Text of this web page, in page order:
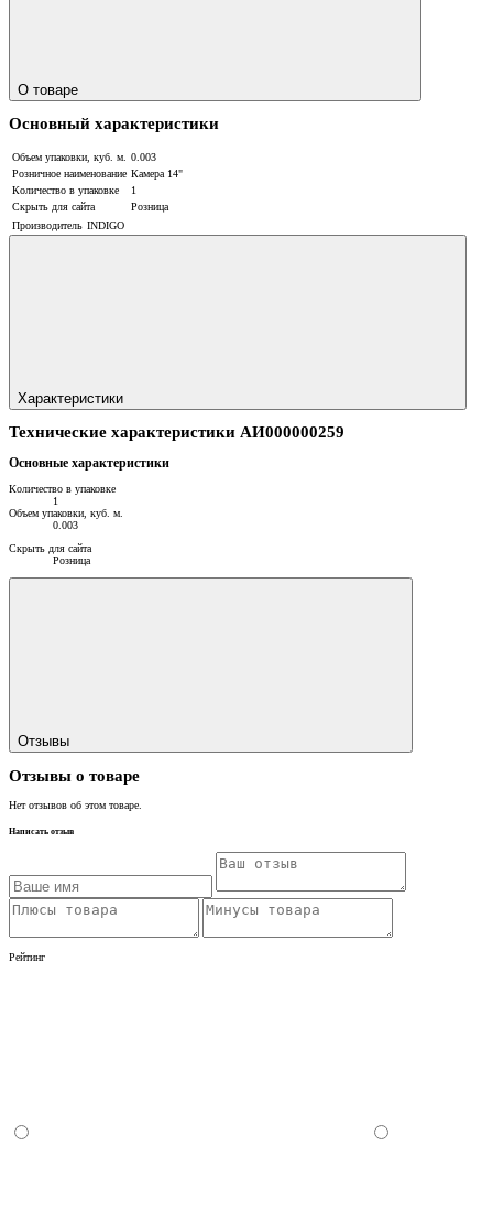
О товаре
Основный характеристики
Объем упаковки, куб. м.
0.003
Розничное наименование Камера 14"
Количество в упаковке
1
Скрыть для сайта
Розница
Производитель INDIGO
Характеристики
Технические характеристики АИ000000259
Основные характеристики
Количество в упаковке
1
Объем упаковки, куб. м.
0.003
Скрыть для сайта
Розница
Отзывы
Отзывы о товаре
Нет отзывов об этом товаре.
Написать отзыв
Рейтинг